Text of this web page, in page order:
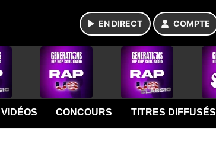
EN DIRECT COMPTE
VIDÉOS CONCOURS TITRES DIFFUSÉS